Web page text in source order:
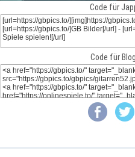
Code für
Code für